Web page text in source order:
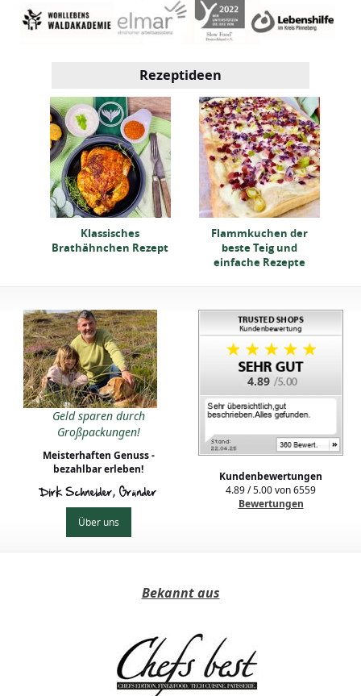
Rezeptideen
Klassisches
Brathähnchen Rezept
Flammkuchen der
beste Teig und
einfache Rezepte
Geld sparen durch
Großpackungen!
Meisterhaften Genuss -
bezahlbar erleben!
Dirk Schneider, Gründer
Über uns
4.89
Kundenbewertungen
4.89/5.00von6559
Bewertungen
Bekannt aus